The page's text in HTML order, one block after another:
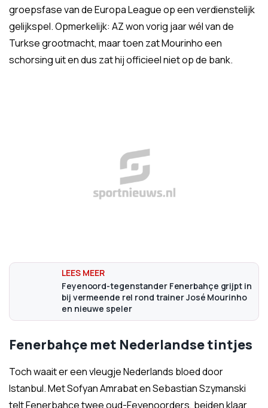
groepsfase van de Europa League op een verdienstelijk
gelijkspel. Opmerkelijk: AZ won vorig jaar wél van de
Turkse grootmacht, maar toen zat Mourinho een
schorsing uit en dus zat hij officieel niet op de bank.
Feyenoord-tegenstander Fenerbahçe grijpt in
bij vermeende rel rond trainer José Mourinho
en nieuwe speler
Fenerbahçe met Nederlandse tintjes
Toch waait er een vleugje Nederlands bloed door
Istanbul. Met Sofyan Amrabat en Sebastian Szymanski
telt Fenerbahçe twee oud-Feyenoorders, beiden klaar